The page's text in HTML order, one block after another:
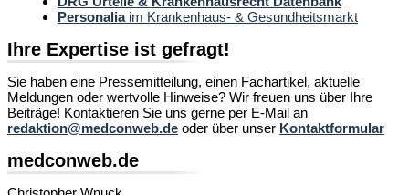
Personaliaim Krankenhaus- & Gesundheitsmarkt
Ihre Expertise ist gefragt!
Sie haben eine Pressemitteilung, einen Fachartikel, aktuelle
Meldungen oder wertvolle Hinweise? Wir freuen uns über Ihre
Beiträge! Kontaktieren Sie uns gerne per E-Mail an
redaktion@medconweb.de oder über unser Kontaktformular
medconweb.de